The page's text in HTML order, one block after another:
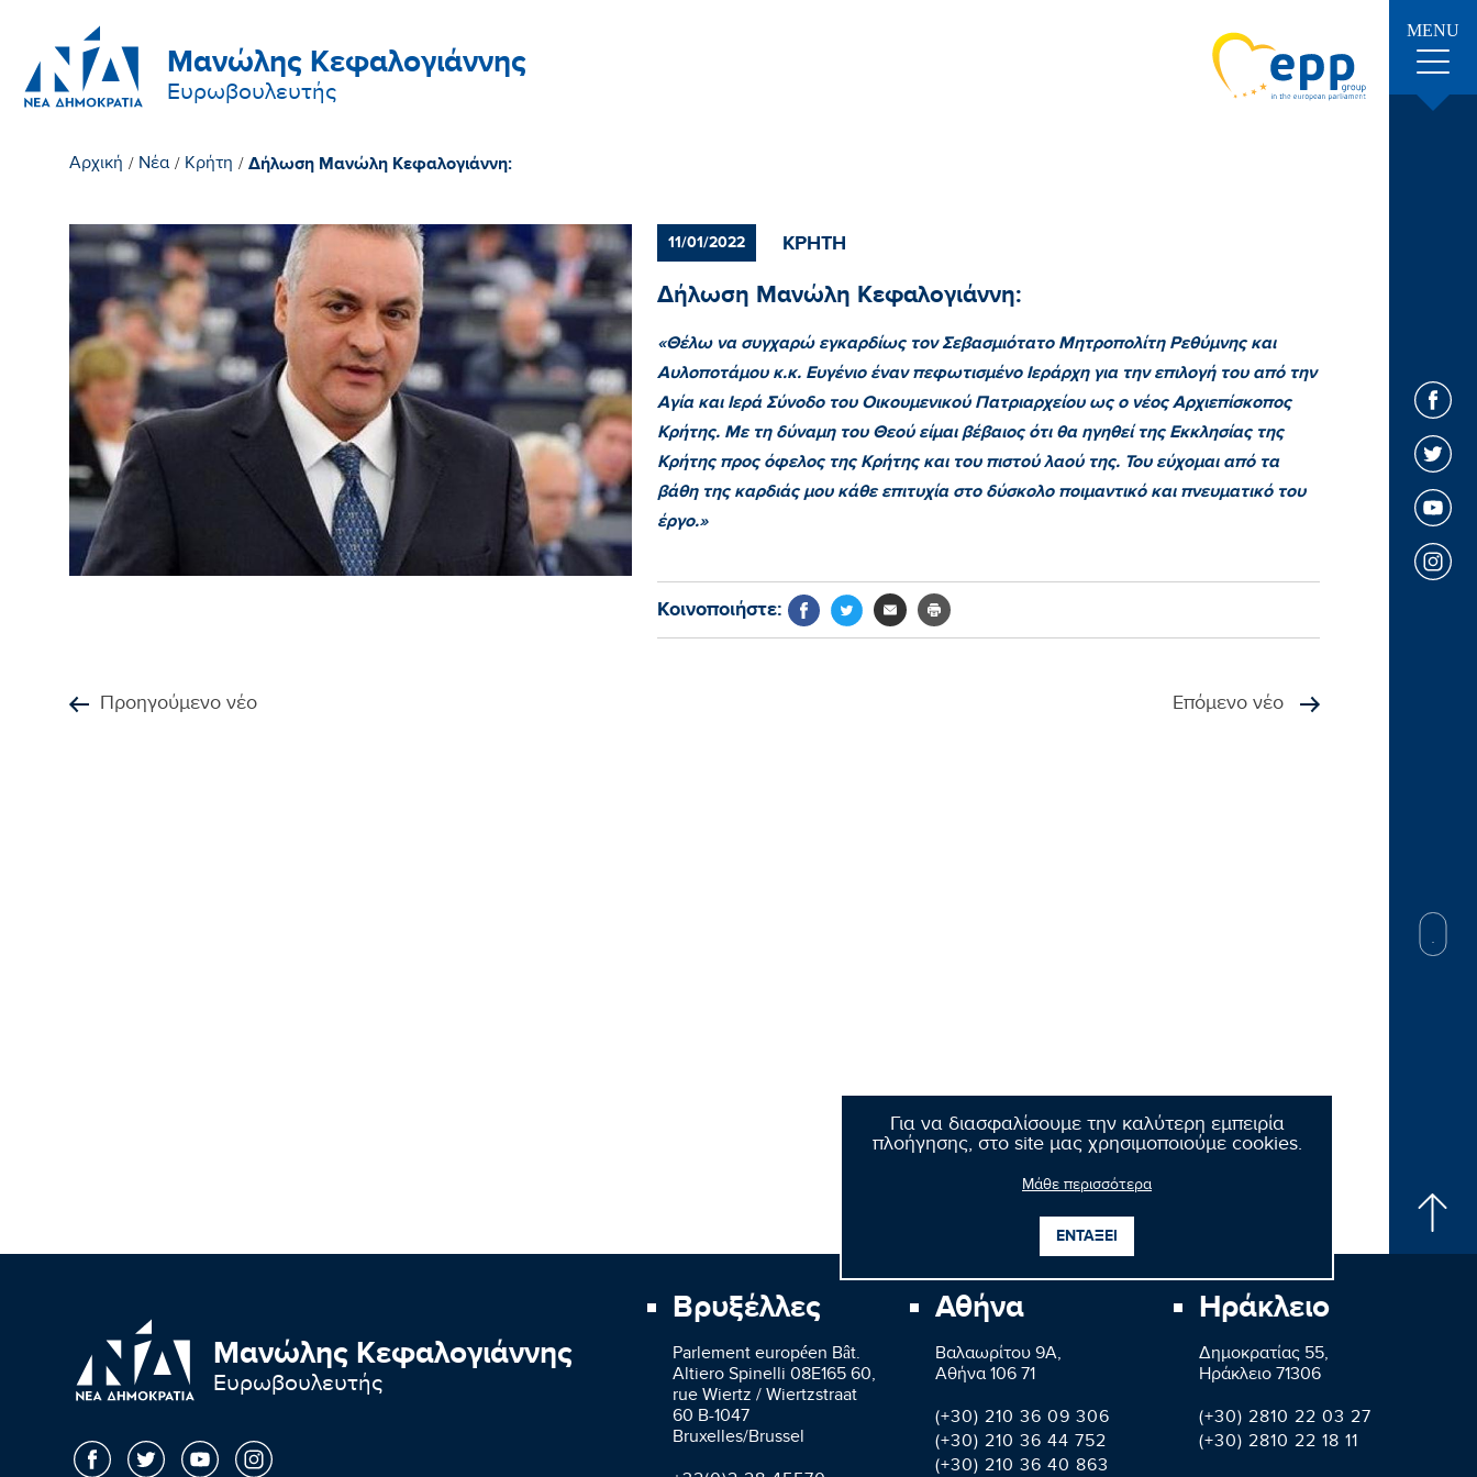
Μανώλης Κεφαλογιάννης
Ευρωβουλευτής
MENU
Για να διασφαλίσουμε την καλύτερη εμπειρία
πλοήγησης, στο site μας χρησιμοποιούμε cookies.
Μάθε περισσότερα
ΕΝΤΑΞΕΙ
Αρχική / Νέα / Κρήτη / Δήλωση Μανώλη Κεφαλογιάννη:
11/01/2022 ΚΡΗΤΗ
Δήλωση Μανώλη Κεφαλογιάννη:
«Θέλω να συγχαρώ εγκαρδίως τον Σεβασμιότατο Μητροπολίτη Ρεθύμνης και
Αυλοποτάμου κ.κ. Ευγένιο έναν πεφωτισμένο Ιεράρχη για την επιλογή του από την
Αγία και Ιερά Σύνοδο του Οικουμενικού Πατριαρχείου ως ο νέος Αρχιεπίσκοπος
Κρήτης. Με τη δύναμη του Θεού είμαι βέβαιος ότι θα ηγηθεί της Εκκλησίας της
Κρήτης προς όφελος της Κρήτης και του πιστού λαού της. Του εύχομαι από τα
βάθη της καρδιάς μου κάθε επιτυχία στο δύσκολο ποιμαντικό και πνευματικό του
έργο.»
Κοινοποιήστε:
Προηγούμενο νέο Επόμενο νέο
Μανώλης Κεφαλογιάννης
Ευρωβουλευτής
Βρυξέλλες
Parlement européen Bât.
Altiero Spinelli 08E165 60,
rue Wiertz / Wiertzstraat
60 B-1047
Bruxelles/Brussel
Αθήνα
Βαλαωρίτου 9A,
Aθήνα 106 71
(+30) 210 36 09 306
(+30) 210 36 44 752
(+30) 210 36 40 863
Ηράκλειο
Δημοκρατίας 55,
Ηράκλειο 71306
(+30) 2810 22 03 27
(+30) 2810 22 18 11